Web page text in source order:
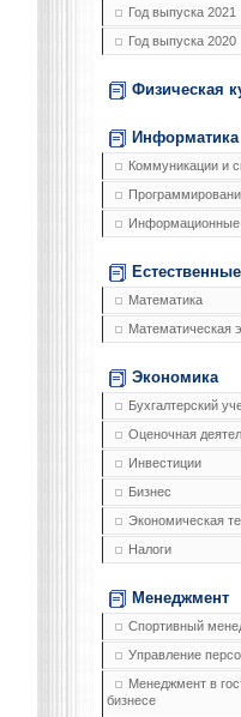
Год выпуска 2021
Год выпуска 2020
Физическая
Информатика
Коммуникации и
Математика
Математическая
Экономика
Бухгалтерский
Оценочная
Инвестиции
Бизнес
Экономическая
Налоги
Менеджмент
Спортивный
Управление
Менеджмент в
бизнесе